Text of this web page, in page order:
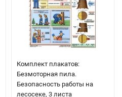
Комплект плакатов:
Безмоторная пила.
Безопасность работы на
лесосеке, 3 листа